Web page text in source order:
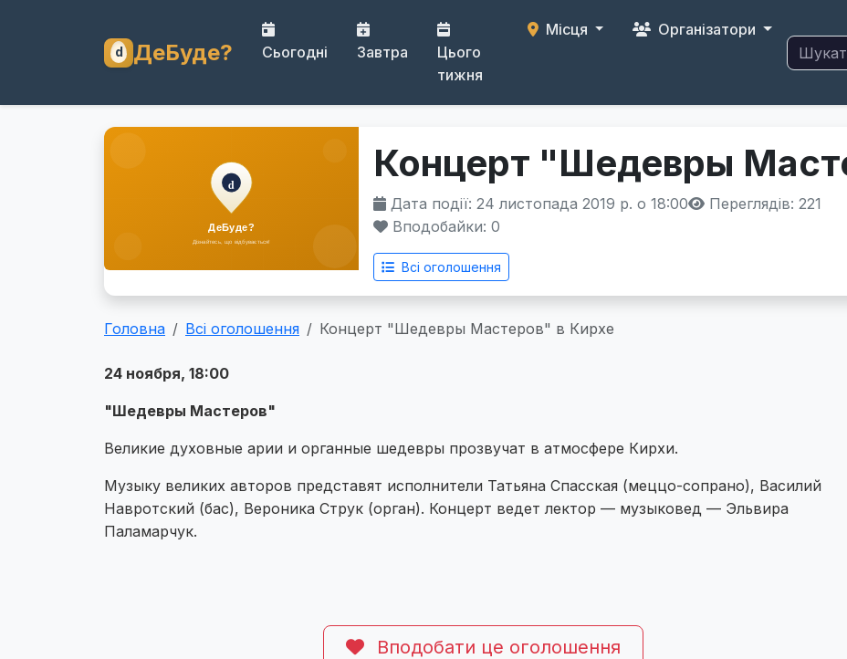
ДеБуде? Сьогодні Завтра
Цього
тижня
Місця Організатори
Концерт "Шедевры
Дата події: 24 листопада 2019 р. о 18:00
Переглядів: 221
Вподобайки: 0
Всі оголошення
Головна Всі оголошення Концерт "Шедевры Мастеров" в Кирхе
24 ноября, 18:00
"Шедевры Мастеров"
Великие духовные арии и органные шедевры прозвучат в атмосфере Кирхи.
Музыку великих авторов представят исполнители Татьяна Спасская (меццо-сопрано), Василий
Навротский (бас), Вероника Струк (орган). Концерт ведет лектор — музыковед — Эльвира
Паламарчук.
Вподобати це оголошення